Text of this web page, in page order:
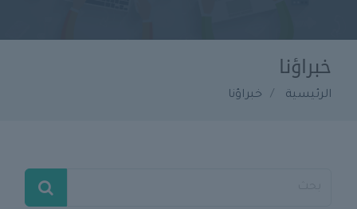
خبراؤنا
الرئيسية خبراؤنا